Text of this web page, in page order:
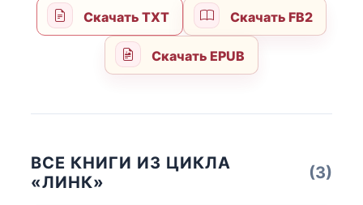
Скачать TXT Скачать FB2
Скачать EPUB
ВСЕ КНИГИ ИЗ ЦИКЛА
«ЛИНК»
(3)